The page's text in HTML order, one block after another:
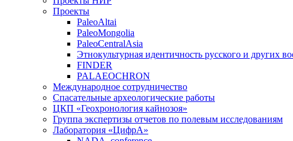
Проекты
PaleoAltai
PaleoMongolia
PaleoCentralAsia
Этнокультурная идентичность русского и других
FINDER
PALAEOCHRON
Международное сотрудничество
Спасательные археологические работы
ЦКП «Геохронология кайнозоя»
Группа экспертизы отчетов по полевым исследованиям
Лаборатория «ЦифрА»